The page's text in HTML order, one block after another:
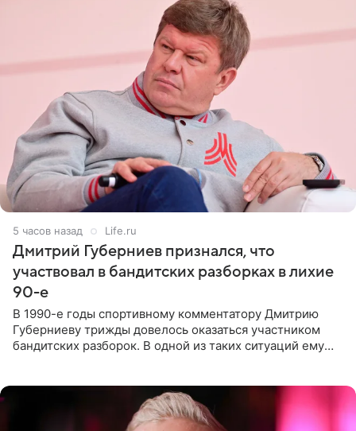
5 часов назад Life.ru
Дмитрий Губерниев признался, что
участвовал в бандитских разборках в лихие
90-е
В 1990-е годы спортивному комментатору Дмитрию
Губерниеву трижды довелось оказаться участником
бандитских разборок. В одной из таких ситуаций ему